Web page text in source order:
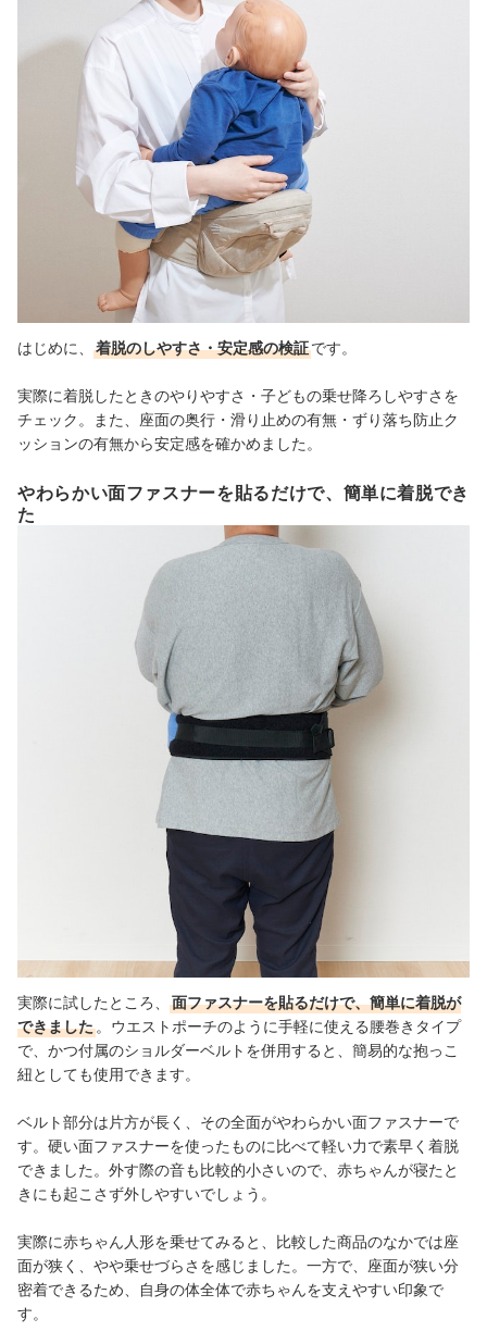
はじめに、 着脱のしやすさ・安定感の検証です。
実際に着脱したときのやりやすさ・子どもの乗せ降ろしやすさを
チェック。また、座面の奥行・滑り止めの有無・ずり落ち防止ク
ッションの有無から安定感を確かめました。
やわらかい面ファスナーを貼るだけで、簡単に着脱でき
た
実際に試したところ、
面ファスナーを貼るだけで、簡単に着脱が
できました 。ウエストポーチのように手軽に使える腰巻きタイプ
で、かつ付属のショルダーベルトを併用すると、簡易的な抱っこ
紐としても使用できます。
ベルト部分は片方が長く、その全面がやわらかい面ファスナーで
す。硬い面ファスナーを使ったものに比べて軽い力で素早く着脱
できました。外す際の音も比較的小さいので、赤ちゃんが寝たと
きにも起こさず外しやすいでしょう。
実際に赤ちゃん人形を乗せてみると、比較した商品のなかでは座
面が狭く、やや乗せづらさを感じました。一方で、座面が狭い分
密着できるため、自身の体全体で赤ちゃんを支えやすい印象で
す。